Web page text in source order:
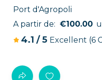
Port d'Agropoli
A partir de: €100.00
4.1 /5 Excellent (6